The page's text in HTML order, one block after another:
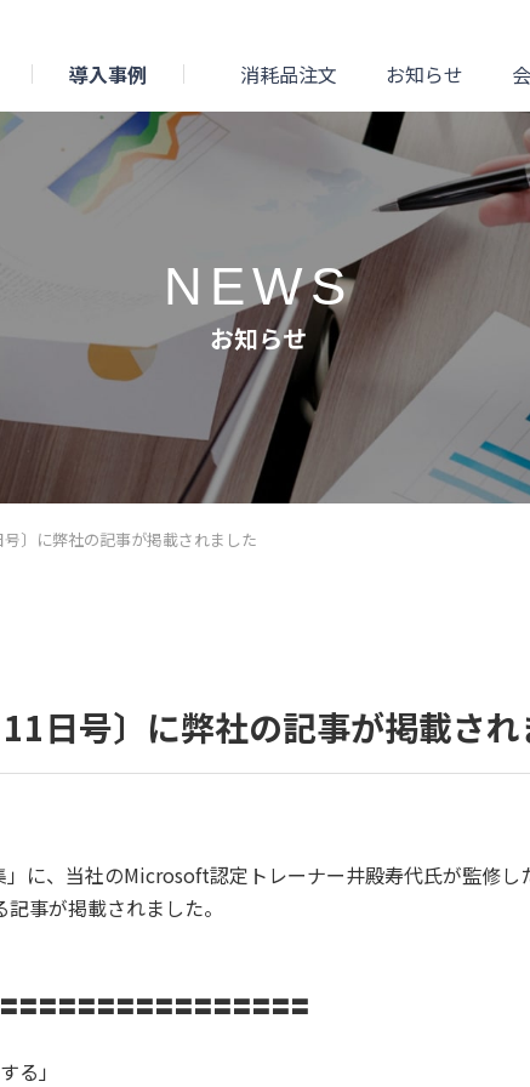
導入事例 消耗品注文 お知らせ
NEWS
お知らせ
〕に弊社の記事が掲載されました
日号〕に弊社の記事が掲載され
に、当社のMicrosoft認定トレーナー井殿寿代氏が監修し
事が掲載されました。
〓〓〓〓〓〓〓〓〓〓〓〓〓〓〓
る」